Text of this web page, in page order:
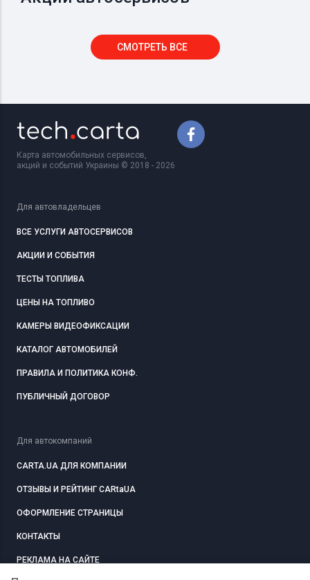
СМОТРЕТЬ ВСЕ
Карта автомобильных сервисов,
акций и событий Украины © 2018 - 2026
Для автовладельцев
ВСЕ УСЛУГИ АВТОСЕРВИСОВ
АКЦИИ И СОБЫТИЯ
ТЕСТЫ ТОПЛИВА
ЦЕНЫ НА ТОПЛИВО
КАМЕРЫ ВИДЕОФИКСАЦИИ
КАТАЛОГ АВТОМОБИЛЕЙ
ПРАВИЛА И ПОЛИТИКА КОНФ.
ПУБЛИЧНЫЙ ДОГОВОР
Для автокомпаний
CARTA.UA ДЛЯ КОМПАНИИ
ОТЗЫВЫ И РЕЙТИНГ CARtaUA
ОФОРМЛЕНИЕ СТРАНИЦЫ
КОНТАКТЫ
РЕКЛАМА НА САЙТЕ